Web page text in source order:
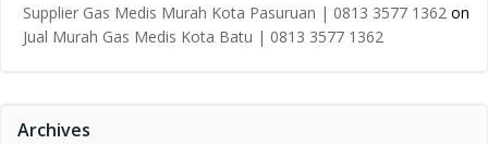
Supplier Gas Medis Murah Kota Pasuruan | 0813 3577 1362 on
Jual Murah Gas Medis Kota Batu | 0813 3577 1362
Archives